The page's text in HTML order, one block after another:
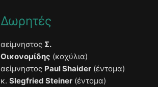
Δωρητές
αείμνηστος Σ.
Οικονομίδης (κοχύλια)
αείμνηστος Paul Shaider (έντομα)
κ. Slegfried Steiner (έντομα)